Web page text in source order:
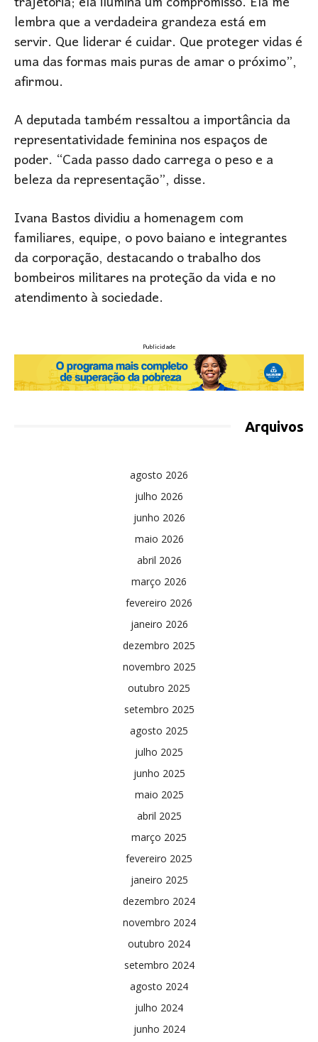
lembra que a verdadeira grandeza está em
servir. Que liderar é cuidar. Que proteger vidas é
uma das formas mais puras de amar o próximo”,
afirmou.
A deputada também ressaltou a importância da
representatividade feminina nos espaços de
poder. “Cada passo dado carrega o peso e a
beleza da representação”, disse.
Ivana Bastos dividiu a homenagem com
familiares, equipe, o povo baiano e integrantes
da corporação, destacando o trabalho dos
bombeiros militares na proteção da vida e no
atendimento à sociedade.
Publicidade
Arquivos
agosto 2026
julho 2026
junho 2026
maio 2026
abril 2026
março 2026
fevereiro 2026
janeiro 2026
dezembro 2025
novembro 2025
outubro 2025
setembro 2025
agosto 2025
julho 2025
junho 2025
maio 2025
abril 2025
março 2025
fevereiro 2025
janeiro 2025
dezembro 2024
novembro 2024
outubro 2024
setembro 2024
agosto 2024
julho 2024
junho 2024